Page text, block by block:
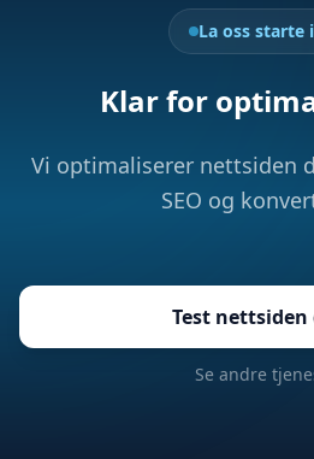
La oss starte
Klar for
Vi optimaliserer nettsiden
SEO og
Test nettsiden
Se andre